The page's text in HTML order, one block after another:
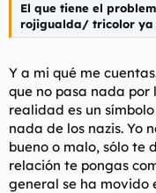
El que tiene el
rojigualda/ tricolor ya
Y a mi qué me
que no pasa nada por
realidad es un
nada de los nazis. Yo
bueno o malo, sólo te
relación te pongas
general se ha movido